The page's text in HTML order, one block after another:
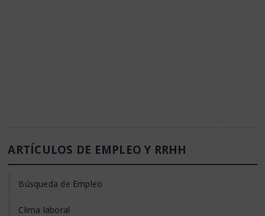
ARTÍCULOS DE EMPLEO Y RRHH
Búsqueda de Empleo
Clima laboral